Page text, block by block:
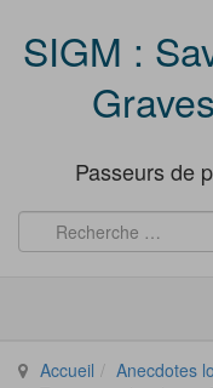
SIGM :
Passeurs de
Accueil Anecdotes